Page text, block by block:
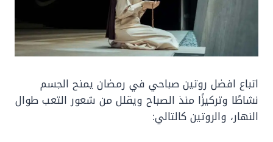
اتباع افضل روتين صباحي في رمضان يمنح الجسم
نشاطًا وتركيزًا منذ الصباح ويقلل من شعور التعب طوال
النهار، والروتين كالتالي: